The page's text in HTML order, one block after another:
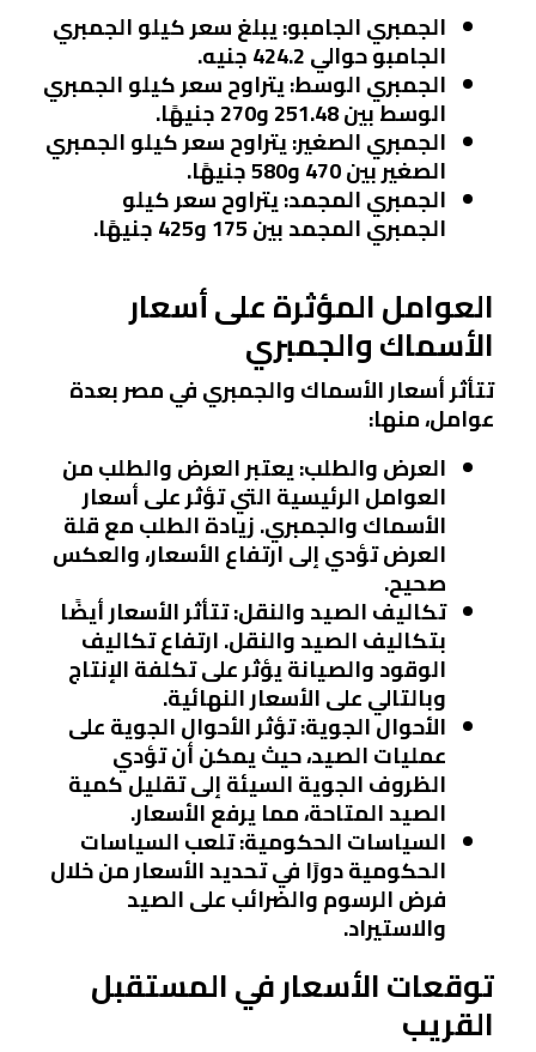
الجمبري الجامبو: يبلغ سعر كيلو الجمبري
الجامبو حوالي 424.2 جنيه.
الجمبري الوسط: يتراوح سعر كيلو الجمبري
الوسط بين 251.48 و270 جنيهًا.
الجمبري الصغير: يتراوح سعر كيلو الجمبري
الصغير بين 470 و580 جنيهًا.
الجمبري المجمد: يتراوح سعر كيلو
الجمبري المجمد بين 175 و425 جنيهًا.
العوامل المؤثرة على أسعار
الأسماك والجمبري
تتأثر أسعار الأسماك والجمبري في مصر بعدة
عوامل، منها:
العرض والطلب: يعتبر العرض والطلب من
العوامل الرئيسية التي تؤثر على أسعار
الأسماك والجمبري. زيادة الطلب مع قلة
العرض تؤدي إلى ارتفاع الأسعار، والعكس
صحيح.
تكاليف الصيد والنقل: تتأثر الأسعار أيضًا
بتكاليف الصيد والنقل. ارتفاع تكاليف
الوقود والصيانة يؤثر على تكلفة الإنتاج
وبالتالي على الأسعار النهائية.
الأحوال الجوية: تؤثر الأحوال الجوية على
عمليات الصيد، حيث يمكن أن تؤدي
الظروف الجوية السيئة إلى تقليل كمية
الصيد المتاحة، مما يرفع الأسعار.
السياسات الحكومية: تلعب السياسات
الحكومية دورًا في تحديد الأسعار من خلال
فرض الرسوم والضرائب على الصيد
والاستيراد.
توقعات الأسعار في المستقبل
القريب